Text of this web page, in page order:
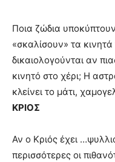
Ποια ζώδια
«σκαλίσουν» τα
δικαιολογούνται αν
κινητό στο χέρι; Η
κλείνει το μάτι,
ΚΡΙΟΣ
Αν ο Κριός έχει
περισσότερες οι